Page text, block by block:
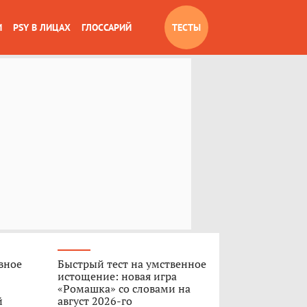
PSY В ЛИЦАХ ГЛОССАРИЙ ТЕСТЫ
Быстрый тест на умственное
истощение: новая игра
«Ромашка» со словами на
август 2026-го